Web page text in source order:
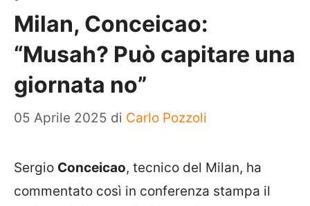
Milan, Conceicao:
“Musah? Può capitare una
giornata no”
05 Aprile 2025 di Carlo Pozzoli
Sergio Conceicao, tecnico del Milan, ha
commentato così in conferenza stampa il